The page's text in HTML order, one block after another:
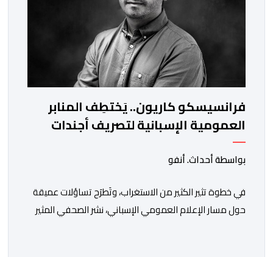
فرانسيسكو كاريون.. يَختطِف المنابر
العمومية الإسبانية لتصريف أجندات
معادية للمغرب
بواسطة أحداث. أنفو
في خطوة تثير الكثير من الاستغراب، وتَطرَح تساؤلات عميقة
حول مسار الإعلام العمومي الإسباني، نشر الصحفي المثير